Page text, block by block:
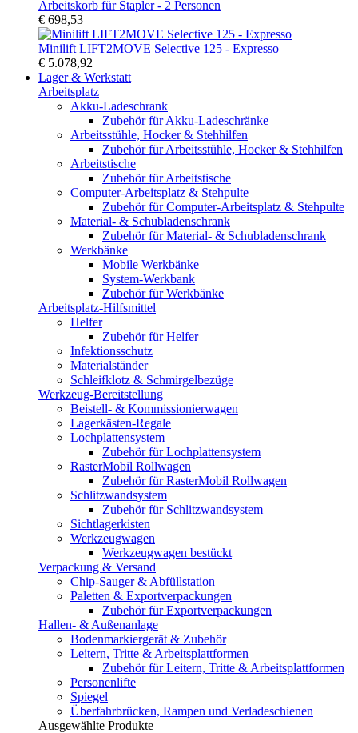
Arbeitskorb für Stapler - 2 Personen
€ 698,53
Minilift LIFT2MOVE Selective 125 - Expresso
€ 5.078,92
Lager & Werkstatt
Arbeitsplatz
Akku-Ladeschrank
Zubehör für Akku-Ladeschränke
Arbeitsstühle, Hocker & Stehhilfen
Zubehör für Arbeitsstühle, Hocker & Stehhilfen
Arbeitstische
Zubehör für Arbeitstische
Computer-Arbeitsplatz & Stehpulte
Zubehör für Computer-Arbeitsplatz & Stehpulte
Material- & Schubladenschrank
Zubehör für Material- & Schubladenschrank
Werkbänke
Mobile Werkbänke
System-Werkbank
Zubehör für Werkbänke
Arbeitsplatz-Hilfsmittel
Helfer
Zubehör für Helfer
Infektionsschutz
Materialständer
Schleifklotz & Schmirgelbezüge
Werkzeug-Bereitstellung
Beistell- & Kommissionierwagen
Lagerkästen-Regale
Lochplattensystem
Zubehör für Lochplattensystem
RasterMobil Rollwagen
Zubehör für RasterMobil Rollwagen
Schlitzwandsystem
Zubehör für Schlitzwandsystem
Sichtlagerkisten
Werkzeugwagen
Werkzeugwagen bestückt
Verpackung & Versand
Chip-Sauger & Abfüllstation
Paletten & Exportverpackungen
Zubehör für Exportverpackungen
Hallen- & Außenanlage
Bodenmarkiergerät & Zubehör
Leitern, Tritte & Arbeitsplattformen
Zubehör für Leitern, Tritte & Arbeitsplattformen
Personenlifte
Spiegel
Überfahrbrücken, Rampen und Verladeschienen
Ausgewählte Produkte